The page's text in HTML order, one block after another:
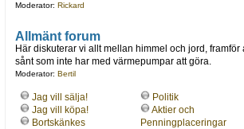
Moderator: Rickard
Allmänt forum
Här diskuterar vi allt mellan himmel och jord, framför
sånt som inte har med värmepumpar att göra.
Moderator: Bertil
Jag vill sälja!
Jag vill köpa!
Bortskänkes
Politik
Aktier och
Penningplaceringar